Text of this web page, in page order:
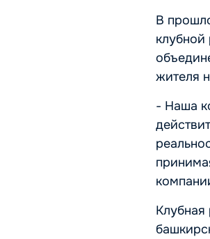
В
жителя
- Наша